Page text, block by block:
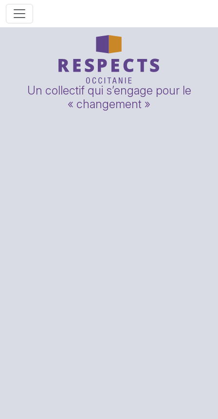
Un collectif qui s’engage pour le
« changement »